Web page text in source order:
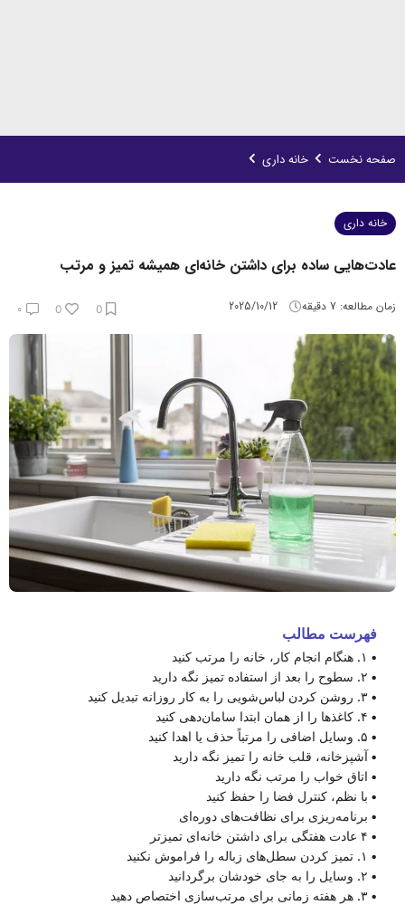
صفحه نخست خانه داری
خانه داری
عادت‌هایی ساده برای داشتن خانه‌ای همیشه تمیز و مرتب
زمان مطالعه: 7 دقیقه 2025/10/12
0
0 ۰
فهرست مطالب
۱. هنگام انجام کار، خانه را مرتب کنید
۲. سطوح را بعد از استفاده تمیز نگه دارید
۳. روشن کردن لباس‌شویی را به کار روزانه تبدیل کنید
۴. کاغذها را از همان ابتدا سامان‌دهی کنید
۵. وسایل اضافی را مرتباً حذف یا اهدا کنید
آشپزخانه، قلب خانه را تمیز نگه دارید
اتاق خواب را مرتب نگه دارید
با نظم، کنترل فضا را حفظ کنید
برنامه‌ریزی برای نظافت‌های دوره‌ای
۴ عادت هفتگی برای داشتن خانه‌ای تمیزتر
۱. تمیز کردن سطل‌های زباله را فراموش نکنید
۲. وسایل را به جای خودشان برگردانید
۳. هر هفته زمانی برای مرتب‌سازی اختصاص دهید